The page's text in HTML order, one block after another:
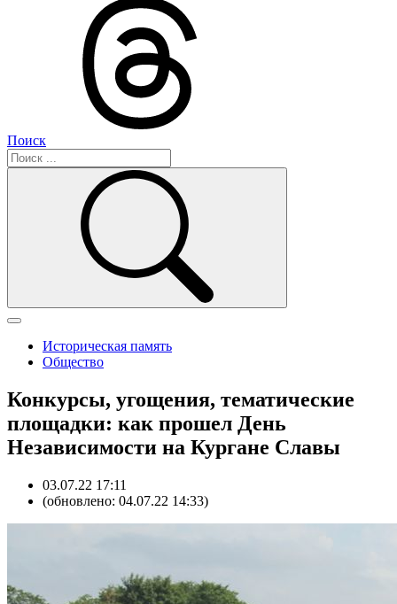
Поиск
Историческая память
Общество
Конкурсы, угощения, тематические
площадки: как прошел День
Независимости на Кургане Славы
03.07.22 17:11
(обновлено: 04.07.22 14:33)